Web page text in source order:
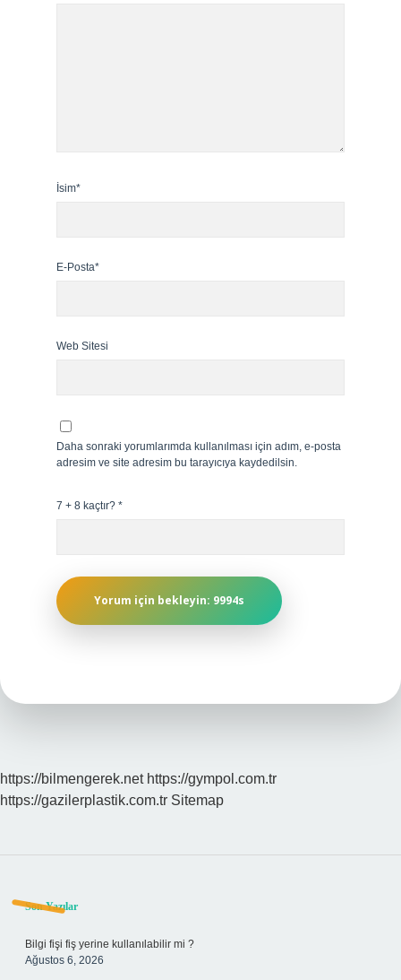
İsim*
E-Posta*
Web Sitesi
Daha sonraki yorumlarımda kullanılması için adım, e-posta
adresim ve site adresim bu tarayıcıya kaydedilsin.
7 + 8 kaçtır? *
https://bilmengerek.net https://gympol.com.tr
https://gazilerplastik.com.tr Sitemap
Sidebar
Son Yazılar
Bilgi fişi fiş yerine kullanılabilir mi ?
Ağustos 6, 2026